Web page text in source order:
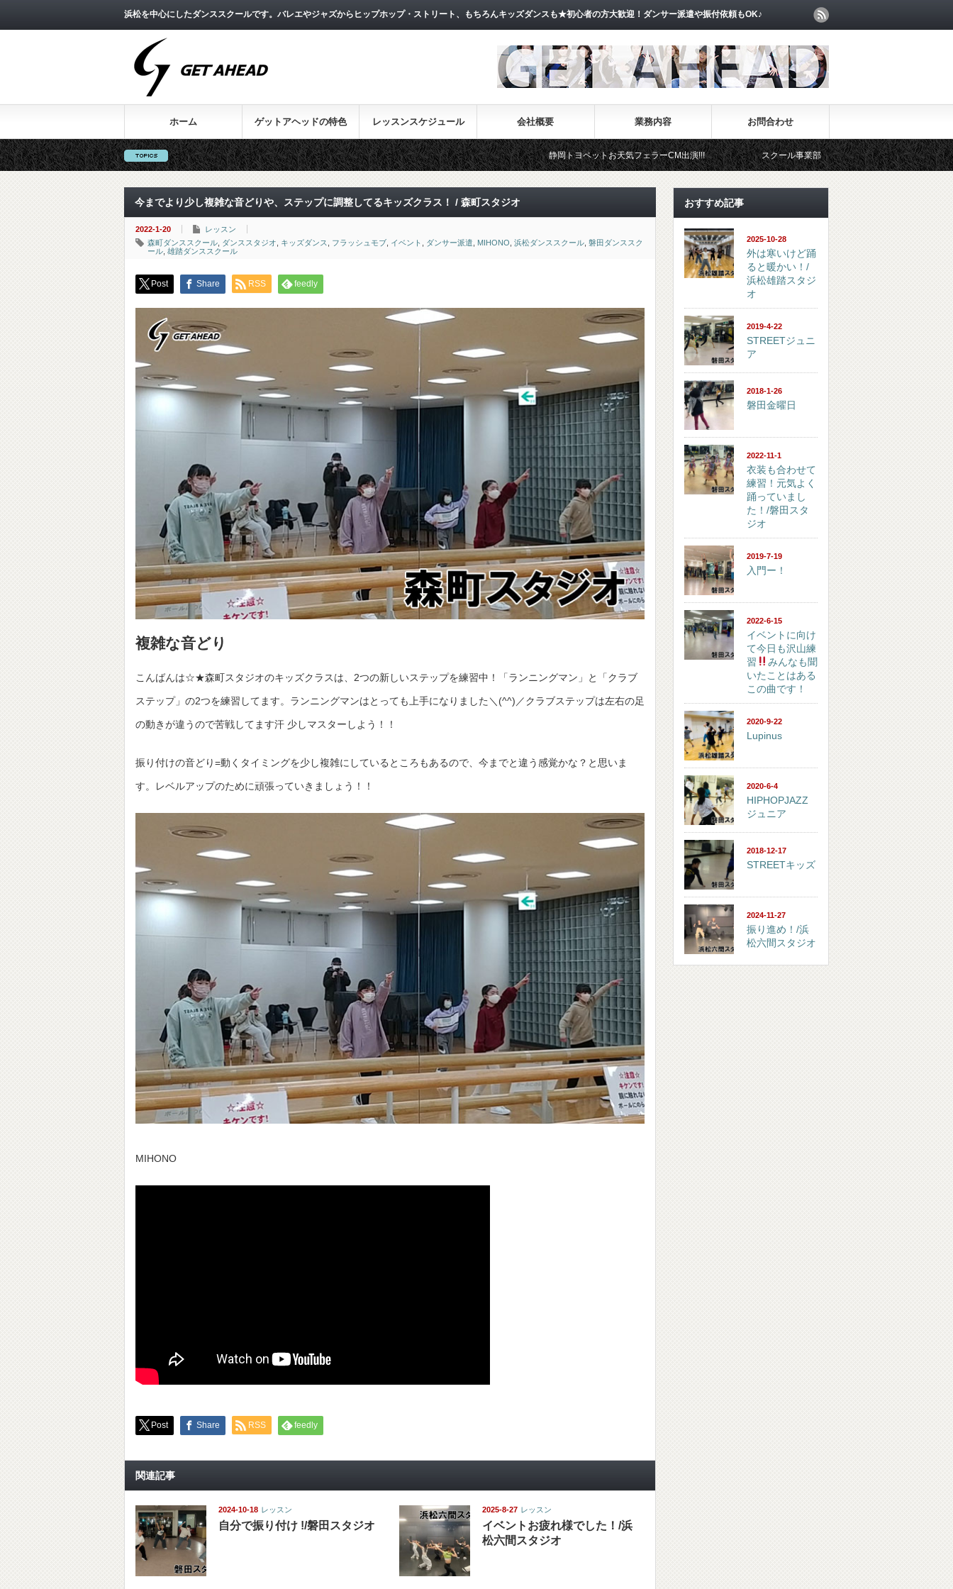
浜松を中心にしたダンススクールです。バレエやジャズからヒップホップ・ストリート、もちろんキッズダンスも★初心者の方大歓迎！ダンサー派遣や振付依頼もOK♪
ホーム ゲットアヘッドの特色 レッスンスケジュール 会社概要 業務内容 お問合わせ
静岡トヨペットお天気フェラーCM出演!!! スクール事業部 イベント事業部
今までより少し複雑な音どりや、ステップに調整してるキッズクラス！ / 森町スタジオ
2022-1-20
レッスン
森町ダンススクール ダンススタジオ キッズダンス フラッシュモブ イベント ダンサー派遣 MIHONO 浜松ダンススクール 磐田ダンススク
ール 雄踏ダンススクール
Post Share RSS feedly
複雑な音どり
こんばんは☆★森町スタジオのキッズクラスは、2つの新しいステップを練習中！「ランニングマン」と「クラブ
ステップ」の2つを練習してます。ランニングマンはとっても上手になりました＼(^^)／クラブステップは左右の足
の動きが違うので苦戦してます汗 少しマスターしよう！！
振り付けの音どり=動くタイミングを少し複雑にしているところもあるので、今までと違う感覚かな？と思いま
す。レベルアップのために頑張っていきましょう！！
MIHONO
Post Share RSS feedly
関連記事
2024-10-18 レッスン
自分で振り付け !/磐田スタジオ
2025-8-27 レッスン
イベントお疲れ様でした！/浜
松六間スタジオ
おすすめ記事
2025-10-28
外は寒いけど踊
ると暖かい！/
浜松雄踏スタジ
オ
2019-4-22
STREETジュニ
ア
2018-1-26
磐田金曜日
2022-11-1
衣装も合わせて
練習！元気よく
踊っていまし
た！/磐田スタ
ジオ
2019-7-19
入門ー！
2022-6-15
イベントに向け
て今日も沢山練
習
みんなも聞
いたことはある
この曲です！
2020-9-22
Lupinus
2020-6-4
HIPHOPJAZZ
ジュニア
2018-12-17
STREETキッズ
2024-11-27
振り進め！/浜
松六間スタジオ